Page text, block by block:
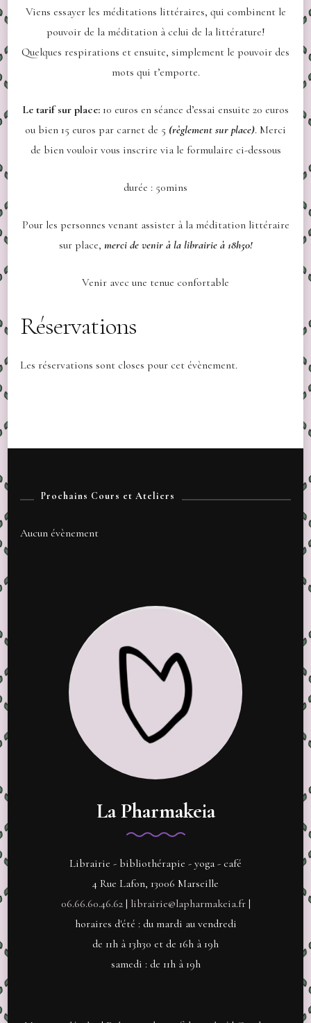
Viens essayer les méditations littéraires, qui combinent le
pouvoir de la méditation à celui de la littérature!
Quelques respirations et ensuite, simplement le pouvoir des
mots qui t’emporte.
Le tarif sur place: 10 euros en séance d’essai ensuite 20 euros
ou bien 15 euros par carnet de 5 (règlement sur place). Merci
de bien vouloir vous inscrire via le formulaire ci-dessous
durée : 50mins
Pour les personnes venant assister à la méditation littéraire
sur place, merci de venir à la librairie à 18h50!
Venir avec une tenue confortable
Réservations
Les réservations sont closes pour cet évènement.
Prochains Cours et Ateliers
Aucun évènement
La Pharmakeia
Librairie - bibliothérapie - yoga - café
4 Rue Lafon, 13006 Marseille
06.66.60.46.62| librairie@lapharmakeia.fr|
horaires d'été : du mardi au vendredi
de 11h à 13h30 et de 16h à 19h
samedi : de 11h à 19h